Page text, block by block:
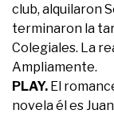
club, alquilaron
terminaron la
Colegiales. La
Ampliamente.
PLAY. El
novela él es